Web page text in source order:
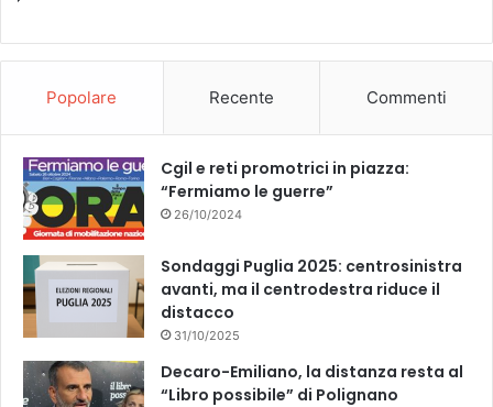
Popolare Recente Commenti
Cgil e reti promotrici in piazza:
“Fermiamo le guerre”
26/10/2024
Sondaggi Puglia 2025: centrosinistra
avanti, ma il centrodestra riduce il
distacco
31/10/2025
Decaro-Emiliano, la distanza resta al
“Libro possibile” di Polignano